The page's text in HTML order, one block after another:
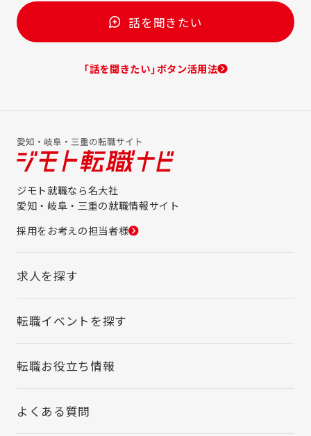
話を聞きたい
「話を聞きたい」ボタン活用法
ジモト就職なら名大社
愛知・岐阜・三重の就職情報サイト
採用をお考えの担当者様
求人を探す
転職イベントを探す
転職お役立ち情報
よくある質問